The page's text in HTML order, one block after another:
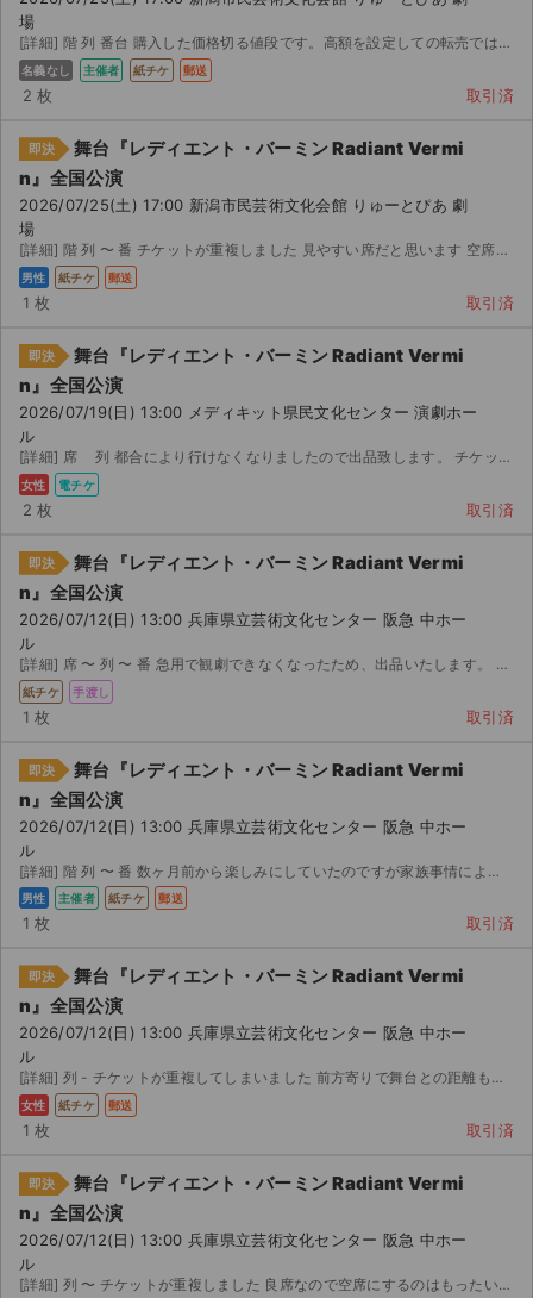
場
[詳細] 階 列 番台 購入した価格切る値段です。高額を設定しての転売ではありません。 用事が入...
名義なし 主催者 紙チケ 郵送
2 枚 取引済
即決
舞台『レディエント・バーミン Radiant Vermi
n』全国公演
2026/07/25(土) 17:00 新潟市民芸術文化会館 りゅーとぴあ 劇
場
[詳細] 階 列 〜 番 チケットが重複しました 見やすい席だと思います 空席にするには、 あま...
男性 紙チケ 郵送
1 枚 取引済
即決
舞台『レディエント・バーミン Radiant Vermi
n』全国公演
2026/07/19(日) 13:00 メディキット県民文化センター 演劇ホー
ル
[詳細] 席 列 都合により行けなくなりましたので出品致します。 チケットは コードのリン...
女性 電チケ
2 枚 取引済
即決
舞台『レディエント・バーミン Radiant Vermi
n』全国公演
2026/07/12(日) 13:00 兵庫県立芸術文化センター 阪急 中ホー
ル
[詳細] 席 〜 列 〜 番 急用で観劇できなくなったため、出品いたします。 入金後 時間以内に...
紙チケ 手渡し
1 枚 取引済
即決
舞台『レディエント・バーミン Radiant Vermi
n』全国公演
2026/07/12(日) 13:00 兵庫県立芸術文化センター 阪急 中ホー
ル
[詳細] 階 列 〜 番 数ヶ月前から楽しみにしていたのですが家族事情によりどうしても予定が合...
男性 主催者 紙チケ 郵送
1 枚 取引済
即決
舞台『レディエント・バーミン Radiant Vermi
n』全国公演
2026/07/12(日) 13:00 兵庫県立芸術文化センター 阪急 中ホー
ル
[詳細] 列 - チケットが重複してしまいました 前方寄りで舞台との距離も近く 会場の空気感...
女性 紙チケ 郵送
1 枚 取引済
即決
舞台『レディエント・バーミン Radiant Vermi
n』全国公演
2026/07/12(日) 13:00 兵庫県立芸術文化センター 阪急 中ホー
ル
[詳細] 列 〜 チケットが重複しました 良席なので空席にするのはもったいなく お譲り先を探して...